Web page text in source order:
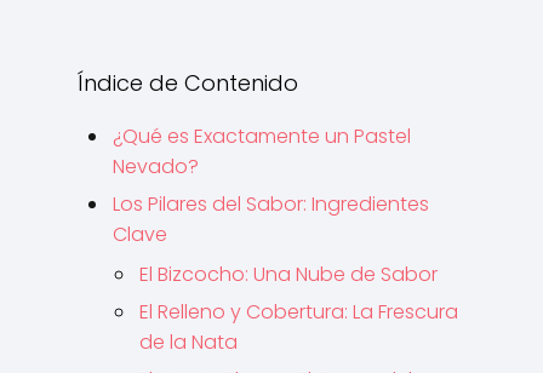
Índice de Contenido
¿Qué es Exactamente un Pastel
Nevado?
Los Pilares del Sabor: Ingredientes
Clave
El Bizcocho: Una Nube de Sabor
El Relleno y Cobertura: La Frescura
de la Nata